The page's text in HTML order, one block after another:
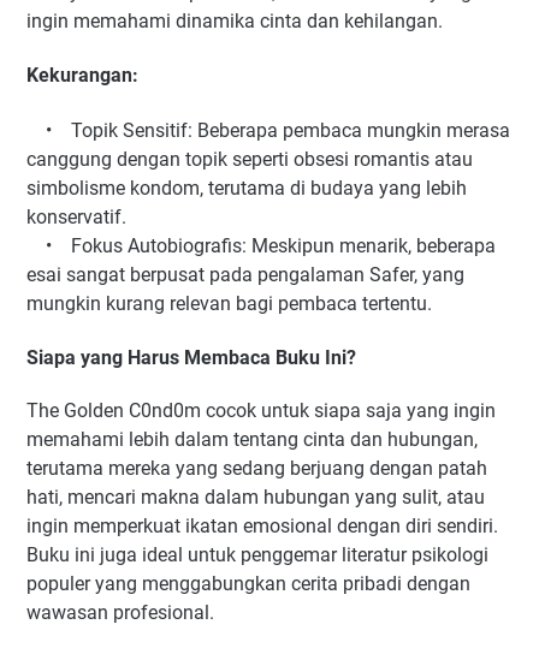
ingin memahami dinamika cinta dan kehilangan.
Kekurangan:
• Topik Sensitif: Beberapa pembaca mungkin merasa
canggung dengan topik seperti obsesi romantis atau
simbolisme kondom, terutama di budaya yang lebih
konservatif.
• Fokus Autobiografis: Meskipun menarik, beberapa
esai sangat berpusat pada pengalaman Safer, yang
mungkin kurang relevan bagi pembaca tertentu.
Siapa yang Harus Membaca Buku Ini?
The Golden C0nd0m cocok untuk siapa saja yang ingin
memahami lebih dalam tentang cinta dan hubungan,
terutama mereka yang sedang berjuang dengan patah
hati, mencari makna dalam hubungan yang sulit, atau
ingin memperkuat ikatan emosional dengan diri sendiri.
Buku ini juga ideal untuk penggemar literatur psikologi
populer yang menggabungkan cerita pribadi dengan
wawasan profesional.